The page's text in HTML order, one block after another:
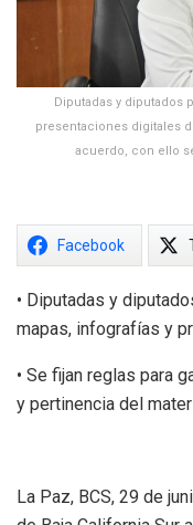
Diputadas y diputados
presentaciones digitales
acuerdo, con ello
Facebook
• Diputadas y
mapas, infografías y
• Se fijan reglas para
y pertinencia del
La Paz, BCS, 29 de